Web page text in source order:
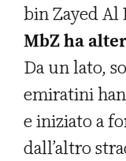
bin Zayed Al
MbZ ha
Da un lato,
emiratini
e iniziato a
dall’altro